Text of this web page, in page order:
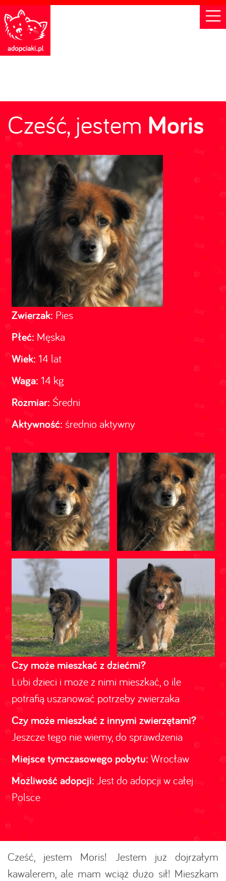
Cześć, jestem Moris
Zwierzak: Pies
Płeć: Męska
Wiek: 14 lat
Waga: 14 kg
Rozmiar: Średni
Aktywność: średnio aktywny
Czy może mieszkać z dziećmi?
Lubi dzieci i może z nimi mieszkać, o ile
potrafią uszanować potrzeby zwierzaka
Czy może mieszkać z innymi zwierzętami?
Jeszcze tego nie wiemy, do sprawdzenia
Miejsce tymczasowego pobytu: Wrocław
Możliwość adopcji: Jest do adopcji w całej
Polsce
Cześć, jestem Moris! Jestem już dojrzałym
kawalerem, ale mam wciąż dużo sił! Mieszkam